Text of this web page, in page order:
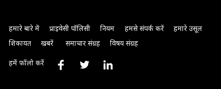
हमारे बारे में प्राइवेसी पॉलिसी नियम हमसे संपर्क करें
हमारे उसूल
शिकायत
खबरें समाचार संग्रह विषय संग्रह
हमें फॉलो करें